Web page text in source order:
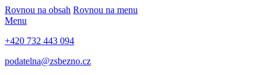
Rovnou na obsah Rovnou na menu
Menu
+420 732 443 094
podatelna@zsbezno.cz